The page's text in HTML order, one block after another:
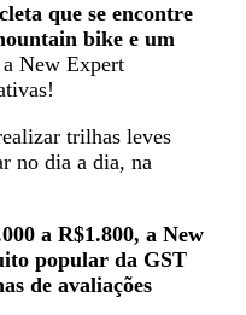
que se encontre
bike e um
a New Expert
trilhas leves
no dia a dia, na
a R$1.800, a New
popular da GST
de avaliações